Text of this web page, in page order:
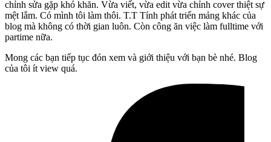
chỉnh sửa gặp khó khăn. Vừa viết, vừa edit vừa chỉnh cover thiệt sự
mệt lắm. Có mình tôi làm thôi. T.T Tính phát triển mảng khác của
blog mà không có thời gian luôn. Còn công ăn việc làm fulltime với
partime nữa.
Mong các bạn tiếp tục đón xem và giới thiệu với bạn bè nhé. Blog
của tôi ít view quá.